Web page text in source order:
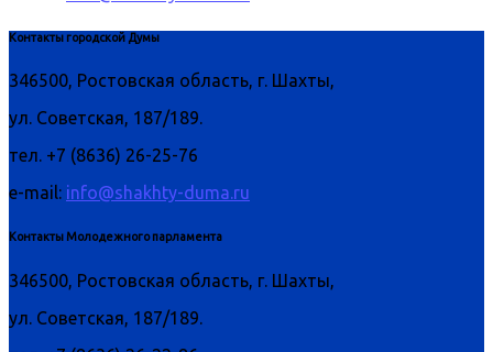
Контакты городской Думы
346500, Ростовская область, г. Шахты,
ул. Советская, 187/189.
тел. +7 (8636) 26-25-76
e-mail: info@shakhty-duma.ru
Контакты Молодежного парламента
346500, Ростовская область, г. Шахты,
ул. Советская, 187/189.